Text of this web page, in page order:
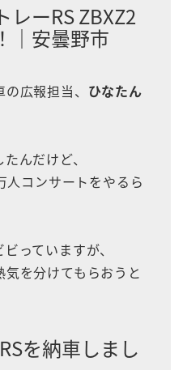
レーRS ZBXZ2
｜安曇野市
広報担当、 ひなたん
んだけど、
人コンサートをやるら
っていますが、
を分けてもらおうと
を納車しまし